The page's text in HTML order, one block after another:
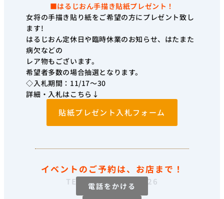
■はるじおん手描き貼紙プレゼント！
女将の手描き貼り紙をご希望の方にプレゼント致し
ます!
はるじおん定休日や臨時休業のお知らせ、はたまた
病欠などの
レア物もございます。
希望者多数の場合抽選となります。
◇入札期間：11/17〜30
詳細・入札はこちら↓
貼紙プレゼント入札フォーム
イベントのご予約は、お店まで！
TEL：080-4446-7326
電話をかける